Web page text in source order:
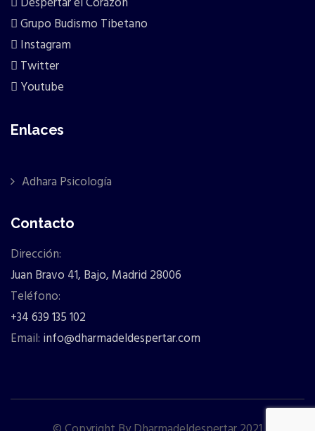
Grupo Budismo Tibetano
Instagram
Twitter
Youtube
Enlaces
Adhara Psicología
Contacto
Dirección:
Juan Bravo 41, Bajo, Madrid 28006
Teléfono:
+34 639 135 102
Email: info@dharmadeldespertar.com